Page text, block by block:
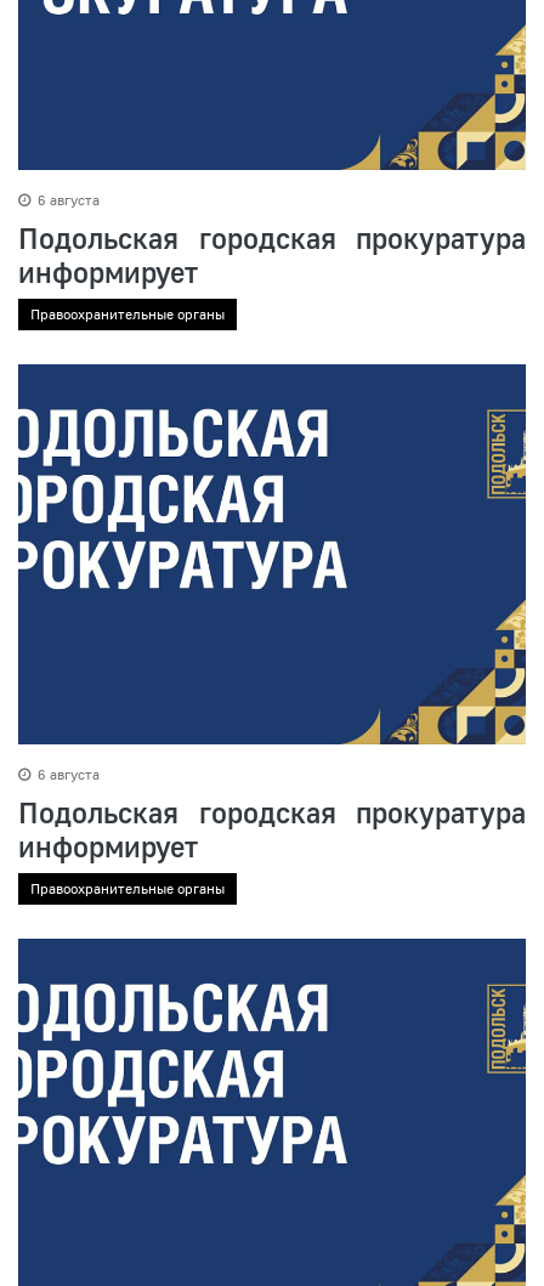
6 августа
Подольская городская прокуратура
информирует
Правоохранительные органы
6 августа
Подольская городская прокуратура
информирует
Правоохранительные органы